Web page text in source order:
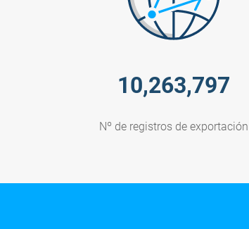
10,263,797
Nº de registros de exportación